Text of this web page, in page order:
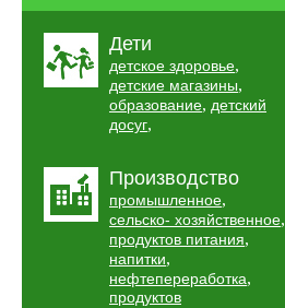
Дети
детское здоровье,
детские магазины,
образование, детский
досуг,
Производство
промышленное,
сельско- хозяйственное,
продуктов питания,
напитки,
нефтепереработка,
продуктов